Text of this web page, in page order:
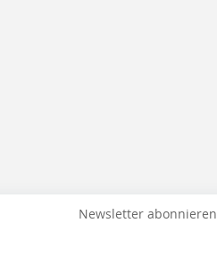
Newsletter abonnieren